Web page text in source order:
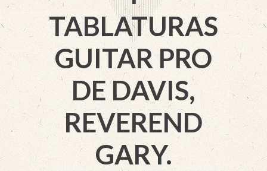
TABLATURAS
GUITAR PRO
DE DAVIS,
REVEREND
GARY.